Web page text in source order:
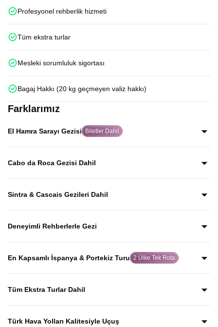
Profesyonel rehberlik hizmeti
Tüm ekstra turlar
Mesleki sorumluluk sigortası
Bagaj Hakkı (20 kg geçmeyen valiz hakkı)
Farklarımız
El Hamra Sarayı Gezisi Biletler Dahil
Endülüs mimarisinin zirvesi El Hamra Sarayı için biletleri
katılımcılarımız adına alıyor, rehber anlatımlarıyla sarayın
Cabo da Roca Gezisi Dahil
Avrupa kıtasının en batı noktası olan Cabo da Roca,
etkileyici manzaralarıyla rehberli gezi programında yer alır;
Sintra & Cascais Gezileri Dahil
Masalsı sarayları ve tarihi dokusuyla Sintra ile sahil
kasabası atmosferi ve okyanus manzaralarıyla Cascais,
Deneyimli Rehberlerle Gezi
İspanya’da yaşamış, kültürünü ve günlük hayatını
yakından bilen rehberler eşliğinde gezerek; şehirleri
sadece görmekle kalmaz, gerçek İspanya’yı
En Kapsamlı İspanya & Portekiz Turu 2 Ülke Tek Rota
İspanya ve Portekiz’in en önemli şehirlerini, tarihi ve
kültürel duraklarını tek turda bir araya getiren, kısıtlı
Tüm Ekstra Turlar Dahil
Yola çıktığınızda sürpriz ödemelerle karşılaşmazsınız.
Ekstra tur ücreti alınmaz; programda yer alan tüm geziler
Türk Hava Yolları Kalitesiyle Uçuş